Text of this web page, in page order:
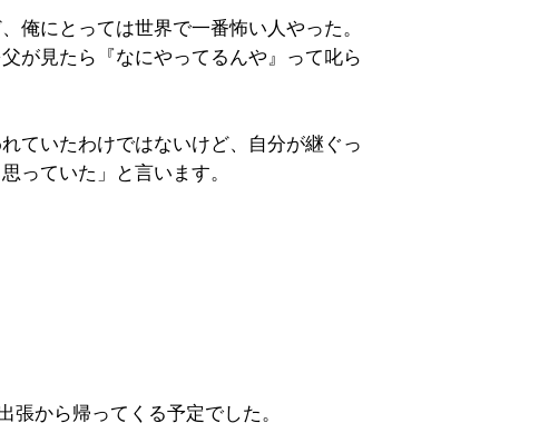
俺にとっては世界で一番怖い人やった。
が見たら『なにやってるんや』って叱ら
ていたわけではないけど、自分が継ぐっ
っていた」と言います。
張から帰ってくる予定でした。